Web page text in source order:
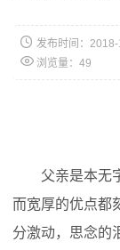
 发布时间：
 浏览量： 49
父亲是本无字
而宽厚的优点都
分激动，思念的